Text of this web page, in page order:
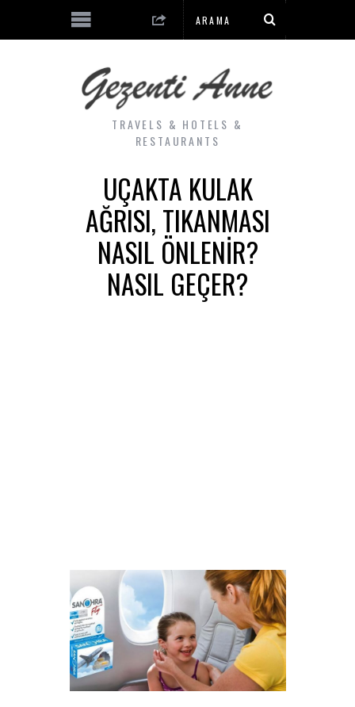
TRAVELS & HOTELS &
RESTAURANTS
UÇAKTA KULAK
AĞRISI, TIKANMASI
NASIL ÖNLENIR?
NASIL GEÇER?